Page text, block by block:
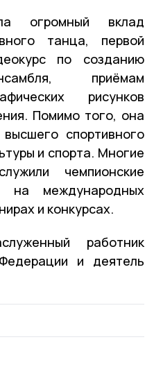
огромный вклад
танца, первой
по созданию
приёмам
рисунков
Помимо того, она
спортивного
и спорта. Многие
чемпионские
на международных
и конкурсах.
работник
и деятель